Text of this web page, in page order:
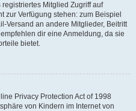
Mitglied Zugriff auf
zur Verfügung stehen: zum Beispiel
Versand an andere Mitglieder, Beitritt
dir eine Anmeldung, da sie
bietet.
Privacy Protection Act of 1998
von Kindern im Internet von